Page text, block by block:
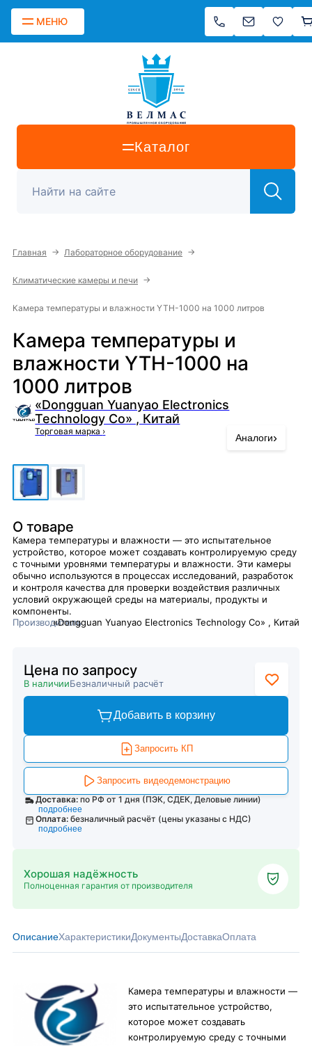
МЕНЮ
Каталог
Главная → Лабораторное оборудование →
Климатические камеры и печи →
Камера температуры и влажности YTH-1000 на 1000 литров
Камера температуры и
влажности YTH-1000 на
1000 литров
«Dongguan Yuanyao Electronics
Technology Co» , Китай
Торговая марка ›
Аналоги›
О товаре
Камера температуры и влажности — это испытательное
устройство, которое может создавать контролируемую среду
с точными уровнями температуры и влажности. Эти камеры
обычно используются в процессах исследований, разработок
и контроля качества для проверки воздействия различных
условий окружающей среды на материалы, продукты и
компоненты.
Производитель«Dongguan Yuanyao Electronics Technology Co» , Китай
Цена по запросу
В наличииБезналичный расчёт
Добавить в корзину
Запросить КП
Запросить видеодемонстрацию
Доставка: по РФ от 1 дня (ПЭК, СДЕК, Деловые линии)
подробнее
Оплата: безналичный расчёт (цены указаны с НДС)
подробнее
Хорошая надёжность
Полноценная гарантия от производителя
ОписаниеХарактеристикиДокументыДоставкаОплата
Камера температуры и влажности —
это испытательное устройство,
которое может создавать
контролируемую среду с точными